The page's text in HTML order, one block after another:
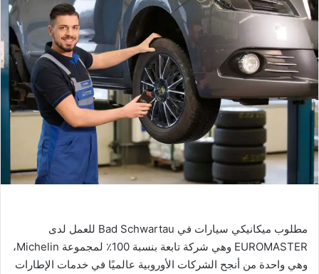
مطلوب ميكانيكي سيارات في Bad Schwartau للعمل لدى
EUROMASTER وهي شركة تابعة بنسبة 100٪ لمجموعة Michelin،
وهي واحدة من أنجح الشركات الأوروبية عالميًا في خدمات الإطارات